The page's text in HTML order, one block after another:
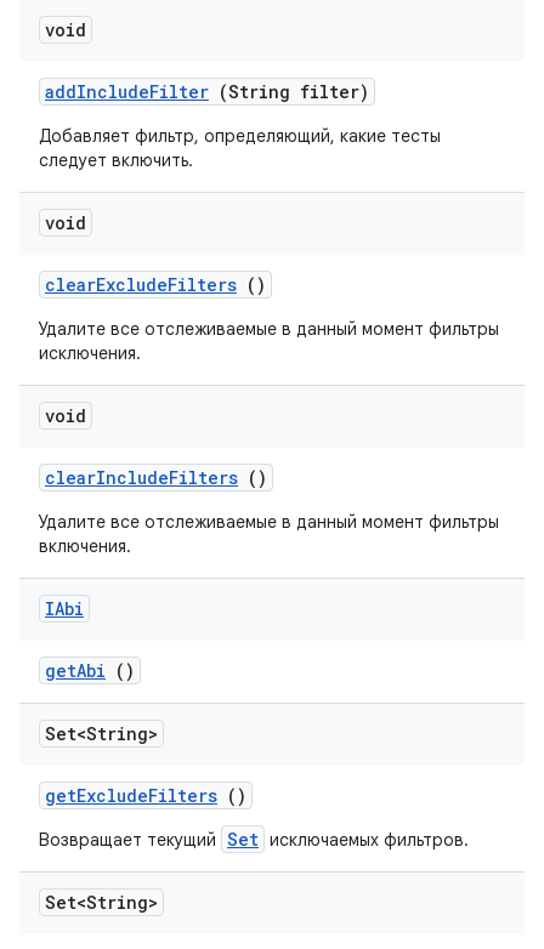
void
addIncludeFilter (String filter)
Добавляет фильтр, определяющий, какие тесты
следует включить.
void
clearExcludeFilters ()
Удалите все отслеживаемые в данный момент фильтры
исключения.
void
clearIncludeFilters ()
Удалите все отслеживаемые в данный момент фильтры
включения.
IAbi
getAbi ()
Set<String>
getExcludeFilters ()
Возвращает текущий Set исключаемых фильтров.
Set<String>